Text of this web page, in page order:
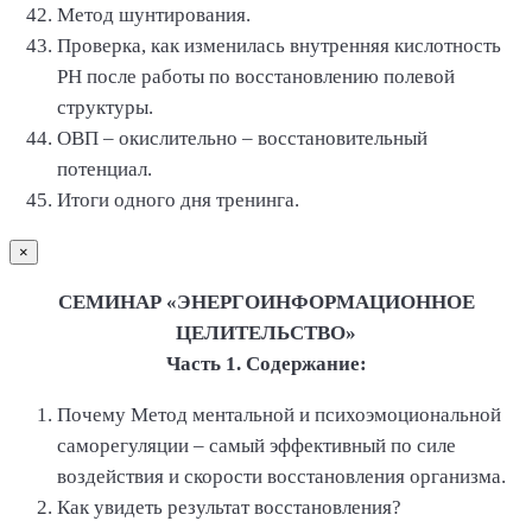
Метод шунтирования.
Проверка, как изменилась внутренняя кислотность
РН после работы по восстановлению полевой
структуры.
ОВП – окислительно – восстановительный
потенциал.
Итоги одного дня тренинга.
×
СЕМИНАР «ЭНЕРГОИНФОРМАЦИОННОЕ
ЦЕЛИТЕЛЬСТВО»
Часть 1. Содержание:
Почему Метод ментальной и психоэмоциональной
саморегуляции – самый эффективный по силе
воздействия и скорости восстановления организма.
Как увидеть результат восстановления?